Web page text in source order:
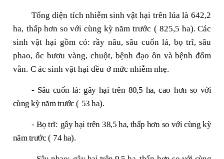
Tổng diện tích nhiễm sinh vật hại trên lúa là 642,2
ha, thấphơn so vớicùng kỳ năm trước ( 825,5 ha). Các
sinh vật hại gồm có: rầy nâu, sâu cuốn lá, bọ trĩ, sâu
phao, ốc bươu vàng, chuột, bệnh đạo ôn và bệnh đốm
vằn. C ác sinh vật hại đều ở mức nhiễm nhẹ.
- Sâu cuốn lá: gây hại trên 80,5 ha,cao hơn so với
cùng kỳ năm trước ( 53ha).
- Bọ trĩ: gây hại trên38,5ha, thấp hơn so với cùng kỳ
năm trước ( 74ha).